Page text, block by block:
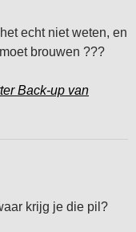
echt niet weten, en
brouwen ???
Back-up van
krijg je die pil?